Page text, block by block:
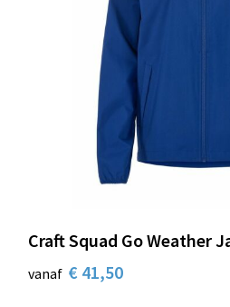
Craft Squad Go Weather
vanaf € 41,50